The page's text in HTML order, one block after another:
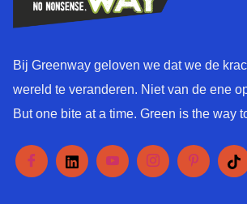
Bij Greenway geloven we dat we de
wereld te veranderen. Niet van de ene
But one bite at a time. Green is the way